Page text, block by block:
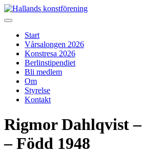
Skip
to
Start
Vårsalongen 2026
Konstresa 2026
Berlinstipendiet
Bli medlem
Om
Styrelse
Kontakt
Rigmor Dahlqvist
– Född 1948